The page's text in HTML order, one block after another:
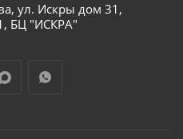
ул. Искры дом 31,
БЦ "ИСКРА"